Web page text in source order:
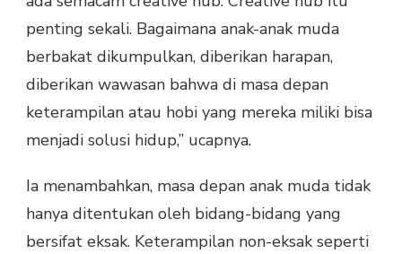
penting sekali. Bagaimana anak-anak muda
berbakat dikumpulkan, diberikan harapan,
diberikan wawasan bahwa di masa depan
keterampilan atau hobi yang mereka miliki bisa
menjadi solusi hidup,” ucapnya.
Ia menambahkan, masa depan anak muda tidak
hanya ditentukan oleh bidang-bidang yang
bersifat eksak. Keterampilan non-eksak seperti